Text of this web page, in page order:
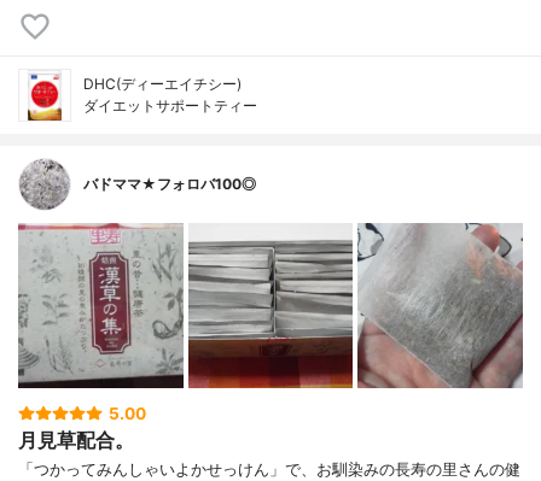
DHC(ディーエイチシー)
ダイエットサポートティー
バドママ★フォロバ100◎
5.00
月見草配合。
「つかってみんしゃいよかせっけん」で、お馴染みの長寿の里さんの健